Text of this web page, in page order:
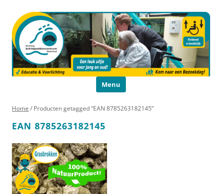
Menu
Home / Producten getagged “EAN 8785263182145”
EAN 8785263182145